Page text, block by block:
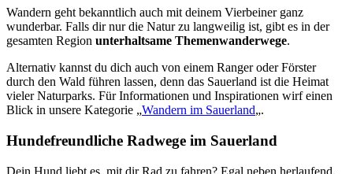
Wandern geht bekanntlich auch mit deinem Vierbeiner ganz
wunderbar. Falls dir nur die Natur zu langweilig ist, gibt es in der
gesamten Region unterhaltsame Themenwanderwege.
Alternativ kannst du dich auch von einem Ranger oder Förster
durch den Wald führen lassen, denn das Sauerland ist die Heimat
vieler Naturparks. Für Informationen und Inspirationen wirf einen
Blick in unsere Kategorie „Wandern im Sauerland„.
Hundefreundliche Radwege im Sauerland
Dein Hund liebt es, mit dir Rad zu fahren? Egal neben herlaufend,